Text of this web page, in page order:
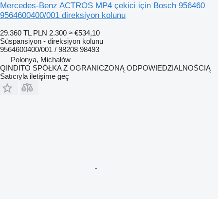
Mercedes-Benz ACTROS MP4 çekici için Bosch 956460
9564600400/001 direksiyon kolunu
29.360 TL PLN 2.300 ≈ €534,10
Süspansiyon - direksiyon kolunu
9564600400/001 / 98208 98493
Polonya, Michałów
QINDITO SPÓŁKA Z OGRANICZONĄ ODPOWIEDZIALNOŚCIĄ
Satıcıyla iletişime geç